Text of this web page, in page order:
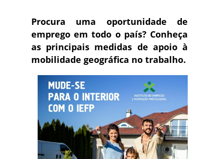
Procura uma oportunidade de
emprego em todo o país? Conheça
as principais medidas de apoio à
mobilidade geográfica no trabalho.